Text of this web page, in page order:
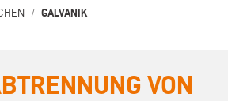
GALVANIK
VON